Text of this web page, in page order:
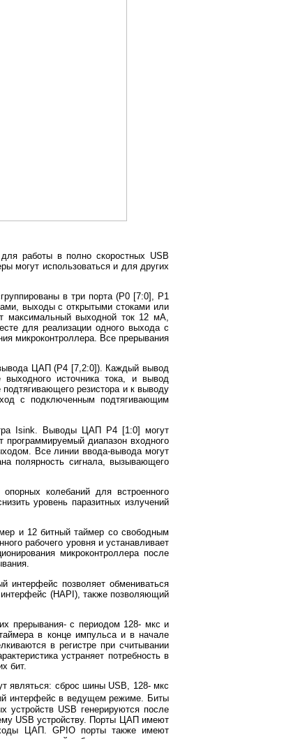
работы в полно скоростных USB
могут использоваться и для других
в три порта (P0 [7:0], P1
выходы с открытыми стоками или
выходной ток 12 мА,
для реализации одного выхода с
микроконтроллера. Все прерывания
ЦАП (P4 [7,2:0]). Каждый вывод
источника тока, и вывод
резистора и к выводу
с подключенным подтягивающим
Isink. Выводы ЦАП P4 [1:0] могут
диапазон входного
Все линии ввода-вывода могут
полярность сигнала, вызывающего
колебаний для встроенного
уровень паразитных излучений
и 12 битный таймер со свободным
рабочего уровня и устанавливает
микроконтроллера после
интерфейс позволяет обмениваться
(HAPI), также позволяющий
прерывания- с периодом 128- мкс и
в конце импульса и в начале
в регистре при считывании
устраняет потребность в
бит.
являться: сброс шины USB, 128- мкс
интерфейс в ведущем режиме. Биты
устройств USB генерируются после
USB устройству. Порты ЦАП имеют
ЦАП. GPIO порты также имеют